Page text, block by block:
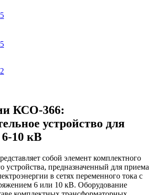
КСО-366:
устройство для
10 кВ
собой элемент комплектного
устройства, предназначенный для приема
в сетях переменного тока с
6 или 10 кВ. Оборудование